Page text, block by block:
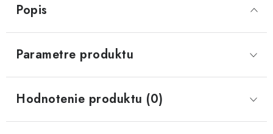
Podmienky ochrany osobných údajov
Všeobecné obchodné podmienky
Reklamačný poriadok - formulár
Kontakt
Popis
Parametre produktu
Hodnotenie produktu (0)